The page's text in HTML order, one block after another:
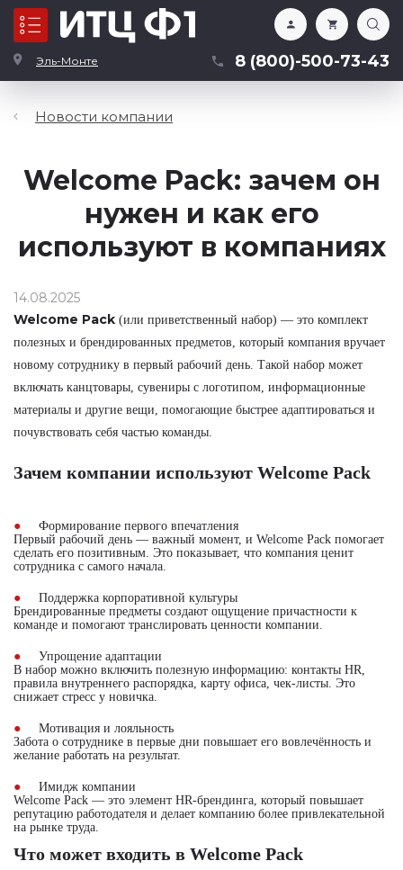
Эль-Монте 8 (800)-500-73-43
Каталог
Новости компании
Welcome Pack: зачем он
нужен и как его
используют в компаниях
14.08.2025
Welcome Pack (или приветственный набор) — это комплект
полезных и брендированных предметов, который компания вручает
новому сотруднику в первый рабочий день. Такой набор может
включать канцтовары, сувениры с логотипом, информационные
материалы и другие вещи, помогающие быстрее адаптироваться и
почувствовать себя частью команды.
Зачем компании используют Welcome Pack
Формирование первого впечатления
Первый рабочий день — важный момент, и Welcome Pack помогает
сделать его позитивным. Это показывает, что компания ценит
сотрудника с самого начала.
Поддержка корпоративной культуры
Брендированные предметы создают ощущение причастности к
команде и помогают транслировать ценности компании.
Упрощение адаптации
В набор можно включить полезную информацию: контакты HR,
правила внутреннего распорядка, карту офиса, чек-листы. Это
снижает стресс у новичка.
Мотивация и лояльность
Забота о сотруднике в первые дни повышает его вовлечённость и
желание работать на результат.
Имидж компании
Welcome Pack — это элемент HR-брендинга, который повышает
репутацию работодателя и делает компанию более привлекательной
на рынке труда.
Что может входить в Welcome Pack